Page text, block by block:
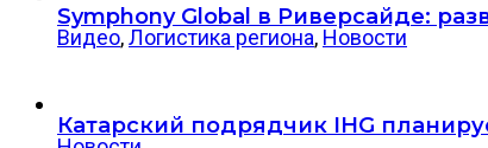
Symphony Global в Риверсайде:
Видео,Логистика региона, Новости
Катарский подрядчик IHG